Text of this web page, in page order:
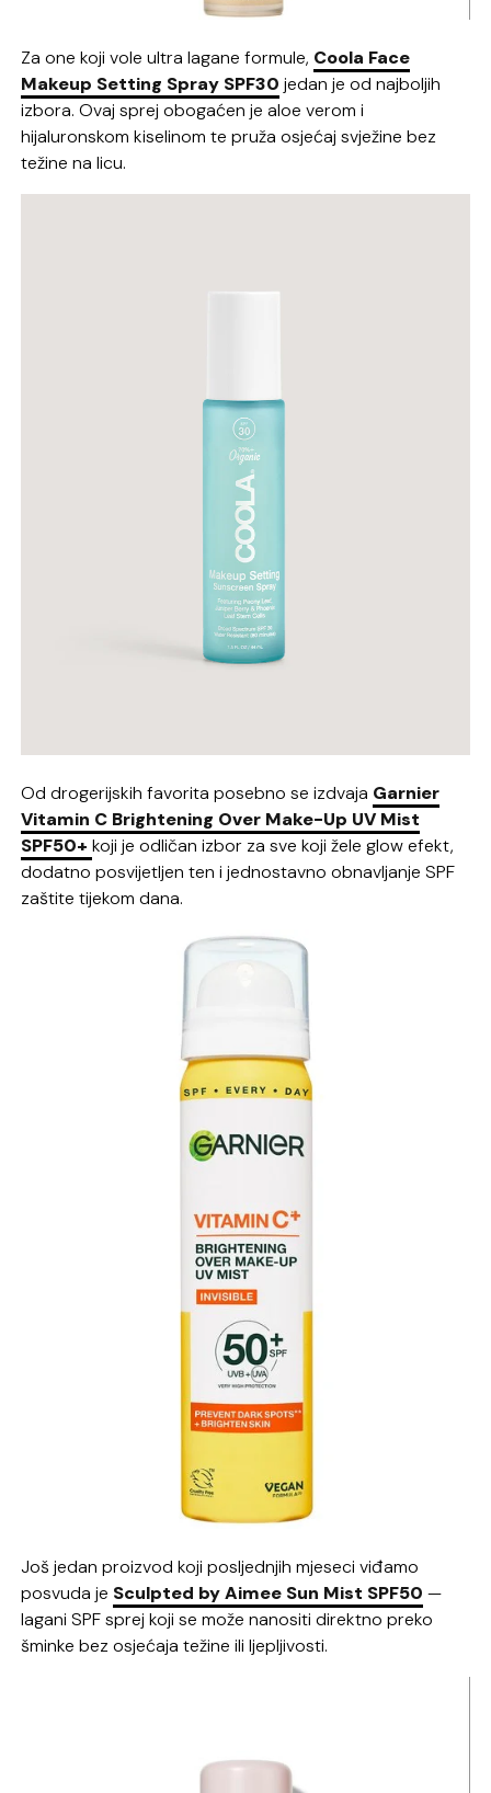
Za one koji vole ultra lagane formule, Coola Face
Makeup Setting Spray SPF30 jedan je od najboljih
izbora. Ovaj sprej obogaćen je aloe verom i
hijaluronskom kiselinom te pruža osjećaj svježine bez
težine na licu.
Od drogerijskih favorita posebno se izdvaja Garnier
Vitamin C Brightening Over Make-Up UV Mist
SPF50+ koji je odličan izbor za sve koji žele glow efekt,
dodatno posvijetljen ten i jednostavno obnavljanje SPF
zaštite tijekom dana.
Još jedan proizvod koji posljednjih mjeseci viđamo
posvuda je Sculpted by Aimee Sun Mist SPF50 —
lagani SPF sprej koji se može nanositi direktno preko
šminke bez osjećaja težine ili ljepljivosti.